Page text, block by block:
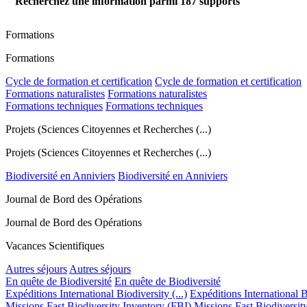
Formations
Formations
Cycle de formation et certification Cycle de formation et certification
Formations naturalistes Formations naturalistes
Formations techniques Formations techniques
Projets (Sciences Citoyennes et Recherches (...)
Projets (Sciences Citoyennes et Recherches (...)
Biodiversité en Anniviers Biodiversité en Anniviers
Journal de Bord des Opérations
Journal de Bord des Opérations
Vacances Scientifiques
Autres séjours Autres séjours
En quête de Biodiversité En quête de Biodiversité
Expéditions International Biodiversity (...) Expéditions International